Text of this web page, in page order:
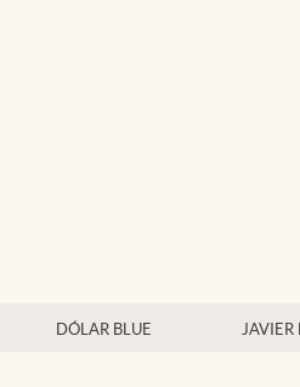
DÓLAR BLUE JAVIER